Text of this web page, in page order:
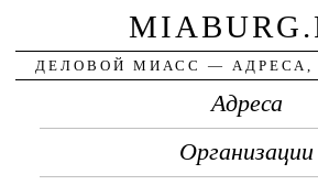
ДЕЛОВОЙ МИАСС — АДРЕСА,
Адреса
Организации